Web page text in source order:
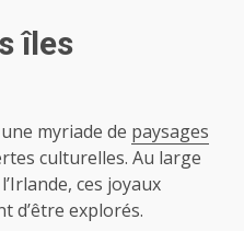
îles
myriade de paysages
culturelles. Au large
ces joyaux
d’être explorés.